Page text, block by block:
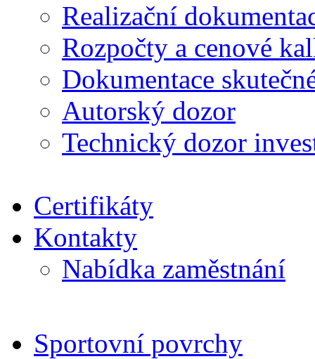
Realizační
Rozpočty a cenové
Dokumentace
Autorský dozor
Technický dozor
Certifikáty
Kontakty
Nabídka zaměstnání
Sportovní povrchy